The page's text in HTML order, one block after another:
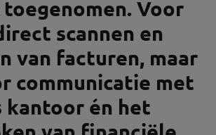
Voor
scannen en
van facturen, maar
communicatie met
kantoor én het